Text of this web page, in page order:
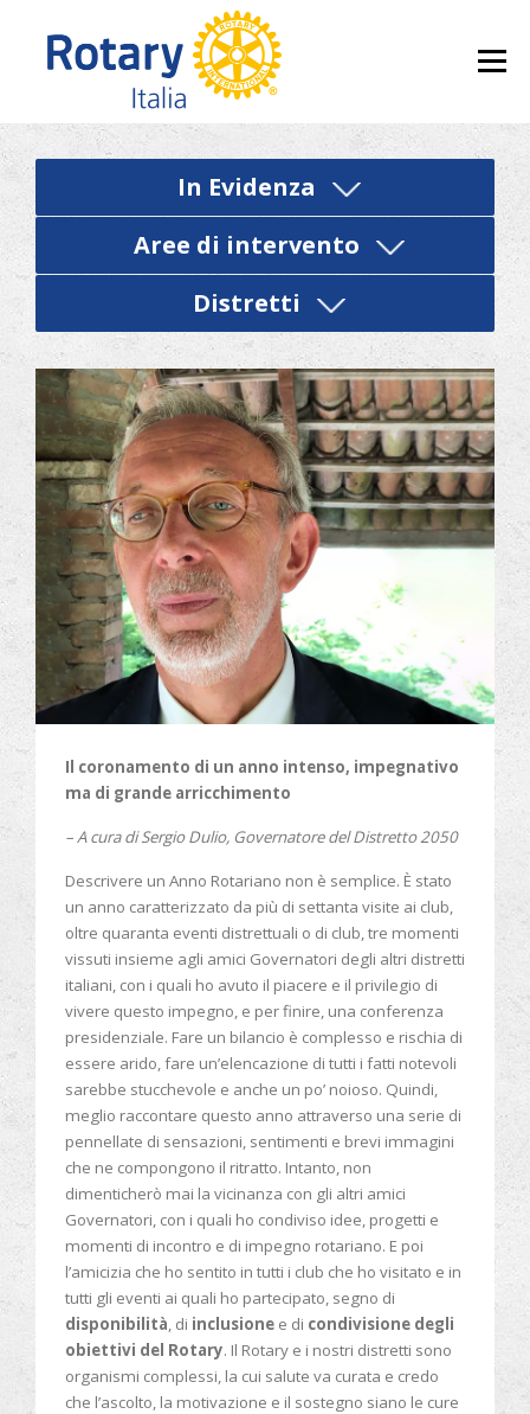
Menu
In Evidenza
Aree di intervento
Distretti
Il coronamento di un anno intenso, impegnativo
ma di grande arricchimento
– A cura di Sergio Dulio, Governatore del Distretto 2050
Descrivere un Anno Rotariano non è semplice. È stato
un anno caratterizzato da più di settanta visite ai club,
oltre quaranta eventi distrettuali o di club, tre momenti
vissuti insieme agli amici Governatori degli altri distretti
italiani, con i quali ho avuto il piacere e il privilegio di
vivere questo impegno, e per finire, una conferenza
presidenziale. Fare un bilancio è complesso e rischia di
essere arido, fare un’elencazione di tutti i fatti notevoli
sarebbe stucchevole e anche un po’ noioso. Quindi,
meglio raccontare questo anno attraverso una serie di
pennellate di sensazioni, sentimenti e brevi immagini
che ne compongono il ritratto. Intanto, non
dimenticherò mai la vicinanza con gli altri amici
Governatori, con i quali ho condiviso idee, progetti e
momenti di incontro e di impegno rotariano. E poi
l’amicizia che ho sentito in tutti i club che ho visitato e in
tutti gli eventi ai quali ho partecipato, segno di
disponibilità, di inclusione e di condivisione degli
obiettivi del Rotary. Il Rotary e i nostri distretti sono
organismi complessi, la cui salute va curata e credo
che l’ascolto, la motivazione e il sostegno siano le cure